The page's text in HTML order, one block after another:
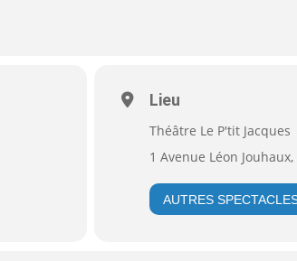
Lieu
Théâtre Le P'tit Jacques
1 Avenue Léon
AUTRES